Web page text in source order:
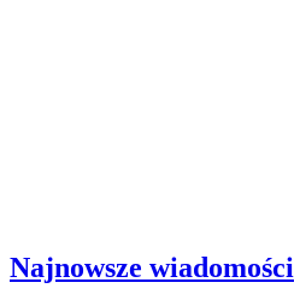
Najnowsze wiadomości